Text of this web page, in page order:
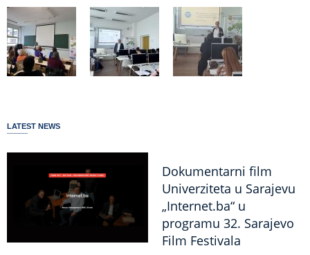
LATEST NEWS
Dokumentarni film
Univerziteta u Sarajevu
„Internet.ba“ u
programu 32. Sarajevo
Film Festivala